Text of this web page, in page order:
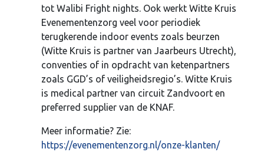
tot Walibi Fright nights. Ook werkt Witte Kruis
Evenementenzorg veel voor periodiek
terugkerende indoor events zoals beurzen
(Witte Kruis is partner van Jaarbeurs Utrecht),
conventies of in opdracht van ketenpartners
zoals GGD’s of veiligheidsregio’s. Witte Kruis
is medical partner van circuit Zandvoort en
preferred supplier van de KNAF.
Meer informatie? Zie:
https://evenementenzorg.nl/onze-klanten/